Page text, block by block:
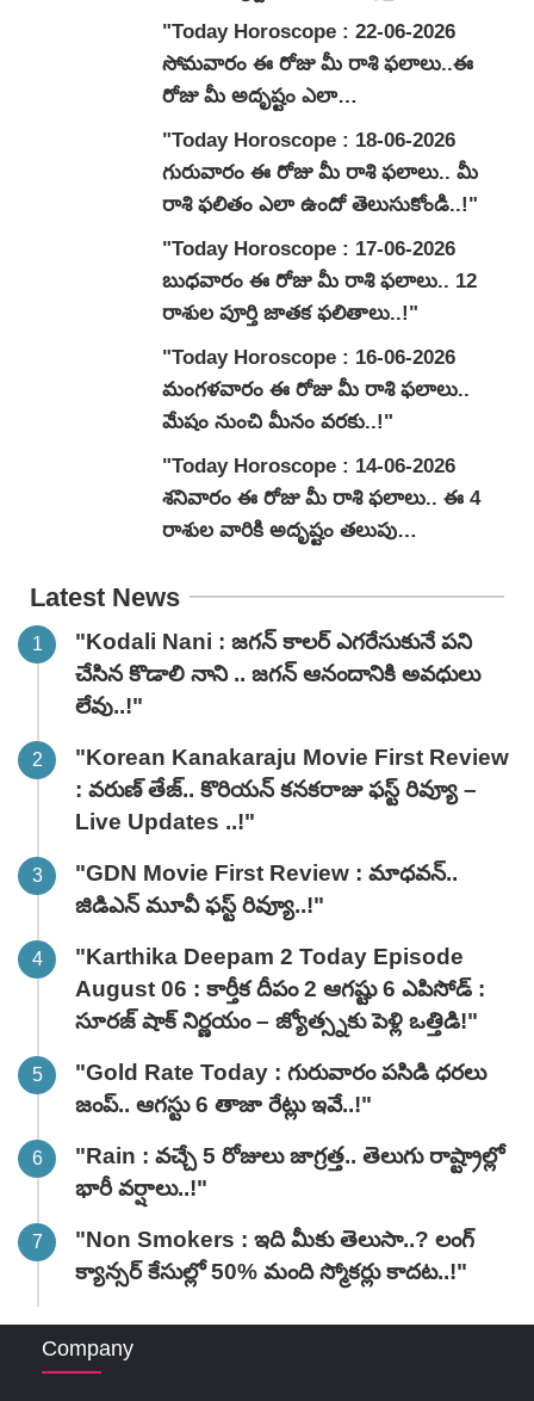
ఉండాలి..?"
"Today Horoscope : 22-06-2026
సోమ‌వారం ఈ రోజు మీ రాశి ఫలాలు..ఈ
రోజు మీ అదృష్టం ఎలా
ఉండబోతోందంటే..!!"
"Today Horoscope : 18-06-2026
గురువారం ఈ రోజు మీ రాశి ఫలాలు.. మీ
రాశి ఫలితం ఎలా ఉందో తెలుసుకోండి..!"
"Today Horoscope : 17-06-2026
బుధ‌వారం ఈ రోజు మీ రాశి ఫలాలు.. 12
రాశుల పూర్తి జాతక ఫలితాలు..!"
"Today Horoscope : 16-06-2026
మంగ‌ళ‌వారం ఈ రోజు మీ రాశి ఫలాలు..
మేషం నుంచి మీనం వరకు..!"
"Today Horoscope : 14-06-2026
శ‌నివారం ఈ రోజు మీ రాశి ఫలాలు.. ఈ 4
రాశుల వారికి అదృష్టం తలుపు
Latest News
"Kodali Nani : జగన్ కాలర్ ఎగరేసుకునే పని
చేసిన కొడాలి నాని .. జగన్ ఆనందానికి అవధులు
లేవు..!"
"Korean Kanakaraju Movie First Review
: వరుణ్ తేజ్.. కొరియన్ కనకరాజు ఫస్ట్ రివ్యూ –
Live Updates ..!"
"GDN Movie First Review : మాధవన్..
జిడిఎన్ మూవీ ఫ‌స్ట్ రివ్యూ..!"
"Karthika Deepam 2 Today Episode
August 06 : కార్తీక దీపం 2 ఆగష్టు 6 ఎపిసోడ్ :
సూరజ్ షాక్ నిర్ణయం – జ్యోత్స్నకు పెళ్లి ఒత్తిడి!"
"Gold Rate Today : గురువారం పసిడి ధరలు
జంప్.. ఆగస్టు 6 తాజా రేట్లు ఇవే..!"
"Rain : వచ్చే 5 రోజులు జాగ్రత్త.. తెలుగు రాష్ట్రాల్లో
భారీ వ‌ర్షాలు..!"
"Non Smokers : ఇది మీకు తెలుసా..? లంగ్
క్యాన్సర్ కేసుల్లో 50% మంది స్మోకర్లు కాదట..!"
Company